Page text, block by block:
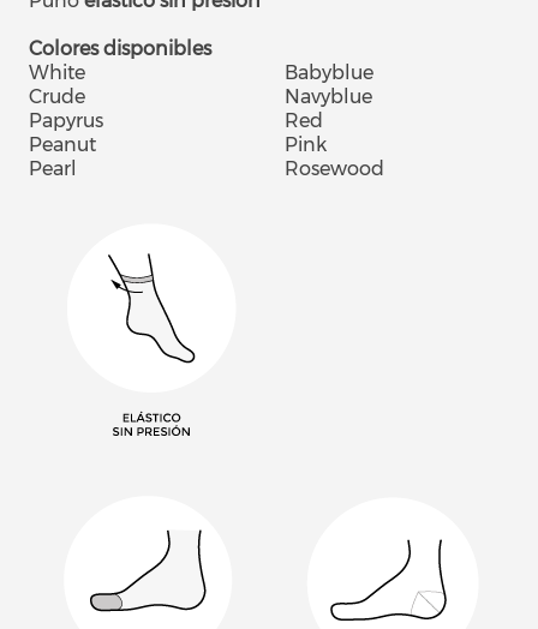
Colores disponibles
White
Babyblue
Crude
Navyblue
Papyrus
Red
Peanut
Pink
Pearl
Rosewood